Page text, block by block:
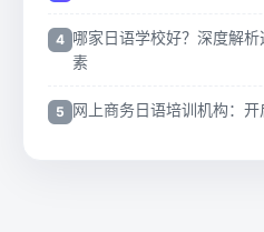
哪家日语学校好？深度解
素
网上商务日语培训机构：